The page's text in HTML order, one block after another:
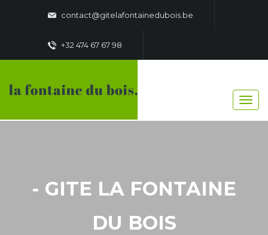
contact@gitelafontainedubois.be
+32 474 67 67 98
- GITE LA FONTAINE
DU BOIS